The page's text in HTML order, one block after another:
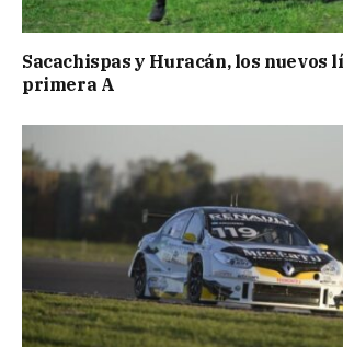
Sacachispas y Huracán, los nuevos
primera A